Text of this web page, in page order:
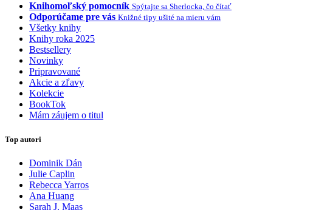
Knihomoľský pomocník Spýtajte sa Sherlocka, čo čítať
Odporúčame pre vás Knižné tipy ušité na mieru vám
Všetky knihy
Knihy roka 2025
Bestsellery
Novinky
Pripravované
Akcie a zľavy
Kolekcie
BookTok
Mám záujem o titul
Top autori
Dominik Dán
Julie Caplin
Rebecca Yarros
Ana Huang
Sarah J. Maas